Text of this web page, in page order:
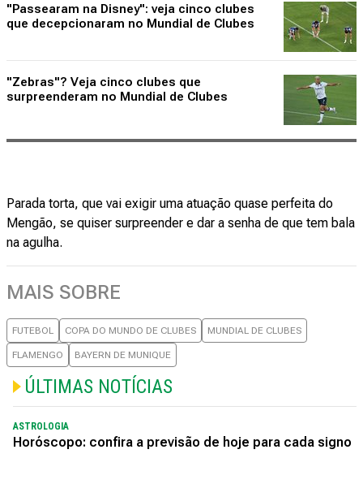
"Passearam na Disney": veja cinco clubes
que decepcionaram no Mundial de Clubes
"Zebras"? Veja cinco clubes que
surpreenderam no Mundial de Clubes
Parada torta, que vai exigir uma atuação quase perfeita do
Mengão, se quiser surpreender e dar a senha de que tem bala
na agulha.
MAIS SOBRE
FUTEBOL COPA DO MUNDO DE CLUBES MUNDIAL DE CLUBES
FLAMENGO BAYERN DE MUNIQUE
ÚLTIMAS NOTÍCIAS
ASTROLOGIA
Horóscopo: confira a previsão de hoje para cada signo